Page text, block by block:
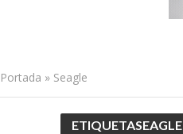
Portada » Seagle
ETIQUETASEAGLE